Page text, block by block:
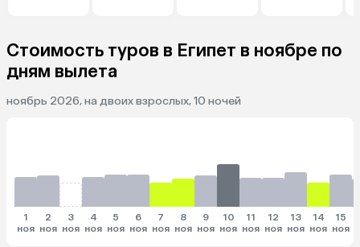
Стоимость туров в Египет в ноябре по
дням вылета
ноябрь 2026, на двоих взрослых, 10 ночей
1
ноя
2
ноя
3
ноя
4
ноя
5
ноя
6
ноя
7
ноя
8
ноя
9
ноя
10
ноя
11
ноя
12
ноя
13
ноя
14
ноя
15
ноя